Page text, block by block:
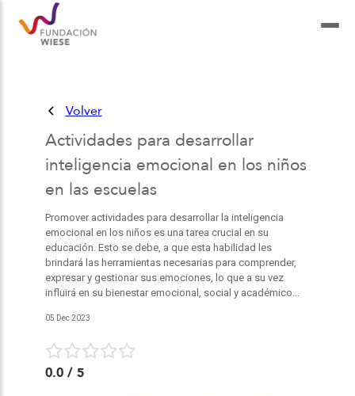
Volver
Actividades para desarrollar
inteligencia emocional en los niños
en las escuelas
Promover actividades para desarrollar la inteligencia
emocional en los niños es una tarea crucial en su
educación. Esto se debe, a que esta habilidad les
brindará las herramientas necesarias para comprender,
expresar y gestionar sus emociones, lo que a su vez
influirá en su bienestar emocional, social y académico...
05 Dec 2023
0.0/ 5